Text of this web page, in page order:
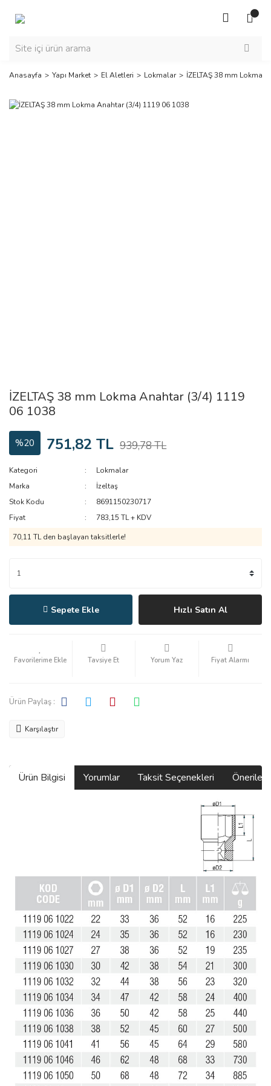
Anasayfa Yapı Market El Aletleri Lokmalar İZELTAŞ 38 mm Lokma
İZELTAŞ 38 mm Lokma Anahtar (3/4) 1119
06 1038
%20 751,82 TL 939,78 TL
Kategori
Lokmalar
Marka
İzeltaş
Stok Kodu
8691150230717
Fiyat
783,15 TL + KDV
70,11 TL den başlayan taksitlerle!
Sepete Ekle Hızlı Satın Al
Tavsiye Et Yorum Yaz Fiyat Alarmı
Ürün Paylaş :
Karşılaştır
Ürün Bilgisi Yorumlar Taksit Seçenekleri